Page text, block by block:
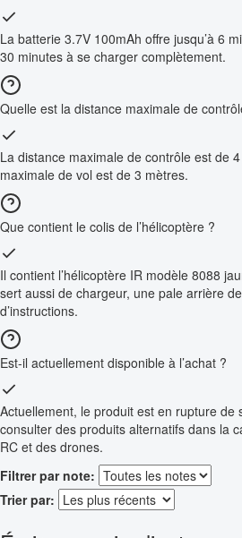
La batterie 3.7V 100mAh offre jusqu’à 6
30 minutes à se charger complètement.
Quelle est la distance maximale de
La distance maximale de contrôle est de
maximale de vol est de 3 mètres.
Que contient le colis de l’hélicoptère ?
Il contient l’hélicoptère IR modèle 8088
sert aussi de chargeur, une pale arrière
d’instructions.
Est-il actuellement disponible à l’achat ?
Actuellement, le produit est en rupture de
consulter des produits alternatifs dans la
RC et des drones.
Filtrer par note:
Trier par: